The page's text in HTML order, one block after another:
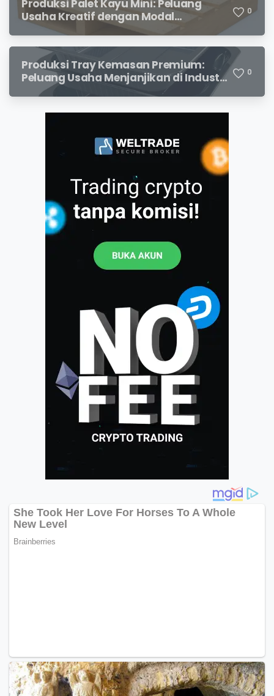
Produksi Palet Kayu Mini: Peluang
Usaha Kreatif dengan Modal
Terjangkau dan Potensi Keuntungan
0
Produksi Tray Kemasan Premium:
Peluang Usaha Menjanjikan di Industri
Packaging Modern
0